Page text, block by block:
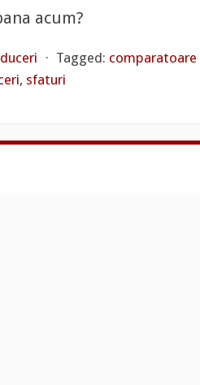
acum?
⋅ Tagged:
, sfaturi